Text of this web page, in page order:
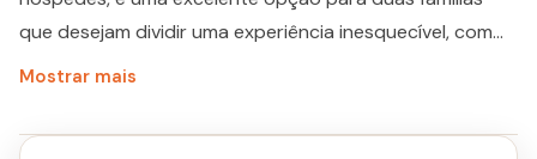
que desejam dividir uma experiência inesquecível, com
toda a privacidade de uma casa própria. Localizado na
apenas 4,2 milhas da Disney, com acesso incluso ao
Mostrar mais